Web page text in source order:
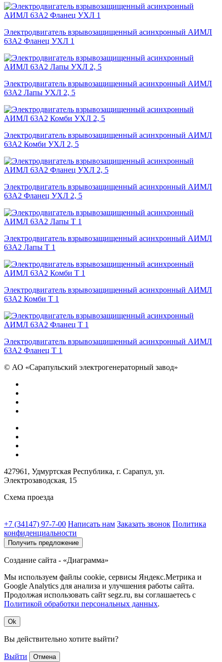
Электродвигатель взрывозащищенный асинхронный АИМЛ
63А2 Фланец УХЛ 1
Электродвигатель взрывозащищенный асинхронный АИМЛ
63А2 Лапы УХЛ 2, 5
Электродвигатель взрывозащищенный асинхронный АИМЛ
63А2 Комби УХЛ 2, 5
Электродвигатель взрывозащищенный асинхронный АИМЛ
63А2 Фланец УХЛ 2, 5
Электродвигатель взрывозащищенный асинхронный АИМЛ
63А2 Лапы Т 1
Электродвигатель взрывозащищенный асинхронный АИМЛ
63А2 Комби Т 1
Электродвигатель взрывозащищенный асинхронный АИМЛ
63А2 Фланец Т 1
© АО «Сарапульский электрогенераторный завод»
427961, Удмуртская Республика, г. Сарапул, ул.
Электрозаводская, 15
Схема проезда
+7 (34147) 97-7-00 Написать нам Заказать звонок Политика
конфиденциальности
Получить предложение
Создание сайта - «Диаграмма»
Мы используем файлы cookie, сервисы Яндекс.Метрика и
Google Analytics для анализа и улучшения работы сайта.
Продолжая использовать сайт segz.ru, вы соглашаетесь с
Политикой обработки персональных данных.
Ok
Вы действительно хотите выйти?
Выйти Отмена